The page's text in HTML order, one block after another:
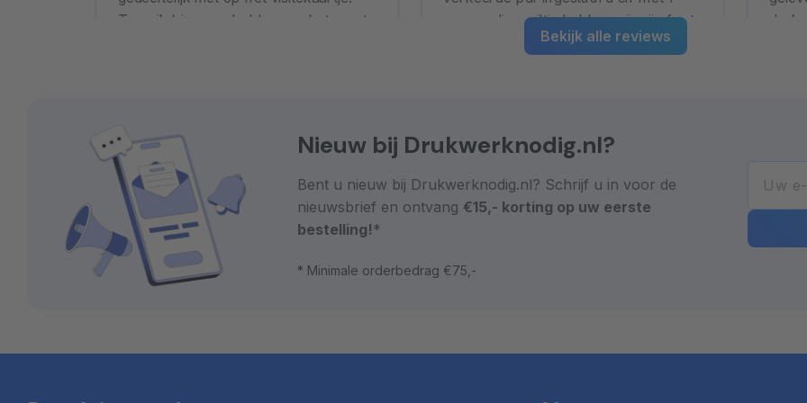
Toen ik hierover belde, was het eerste
eenvoudig mailtje hebben zij mijn fout
dezelfde dag hersteld. De bestelling
Bekijk alle reviews
Nieuw bij Drukwerknodig.nl?
Bent u nieuw bij Drukwerknodig.nl? Schrijf u in voor de
nieuwsbrief en ontvang €15,- korting op uw eerste
bestelling! *
* Minimale orderbedrag €75,-